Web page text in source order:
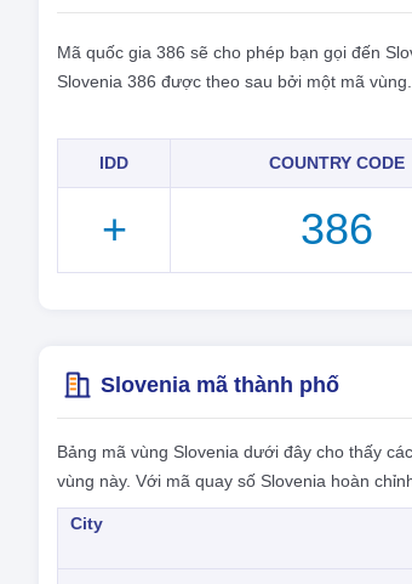
Mã quốc gia 386 sẽ cho phép bạn gọi đến
Slovenia 386 được theo sau bởi một mã vùng.
IDD COUNTRY CODE
+ 386
Slovenia mã thành phố
Bảng mã vùng Slovenia dưới đây cho thấy
vùng này. Với mã quay số Slovenia hoàn
City